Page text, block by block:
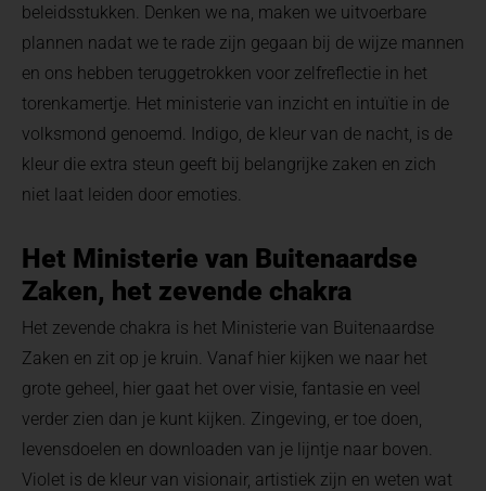
beleidsstukken. Denken we na, maken we uitvoerbare
plannen nadat we te rade zijn gegaan bij de wijze mannen
en ons hebben teruggetrokken voor zelfreflectie in het
torenkamertje. Het ministerie van inzicht en intuïtie in de
volksmond genoemd. Indigo, de kleur van de nacht, is de
kleur die extra steun geeft bij belangrijke zaken en zich
niet laat leiden door emoties.
Het Ministerie van Buitenaardse
Zaken, het zevende chakra
Het zevende chakra is het Ministerie van Buitenaardse
Zaken en zit op je kruin. Vanaf hier kijken we naar het
grote geheel, hier gaat het over visie, fantasie en veel
verder zien dan je kunt kijken. Zingeving, er toe doen,
levensdoelen en downloaden van je lijntje naar boven.
Violet is de kleur van visionair, artistiek zijn en weten wat